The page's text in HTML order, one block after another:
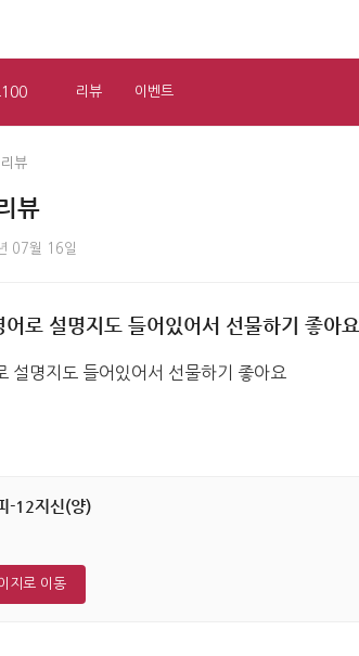
100 리뷰 이벤트
뷰
뷰
07월 16일
로 설명지도 들어있어서 선물하기 좋아요
설명지도 들어있어서 선물하기 좋아요
-12지신(양)
지로 이동